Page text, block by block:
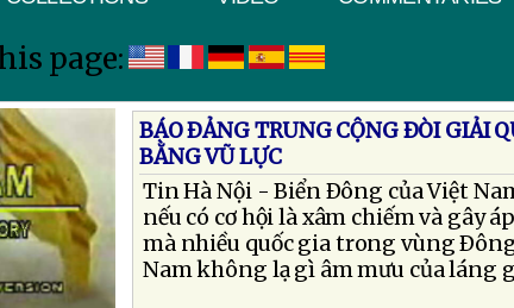
page:
BÁO ÐẢNG TRUNG CỘNG ÐÒI GIẢI
BẰNG VŨ LỰC
Tin Hà Nội - Biển Ðông của Việt
nếu có cơ hội là xâm chiếm và gây
mà nhiều quốc gia trong vùng
Nam không lạ gì âm mưu của láng